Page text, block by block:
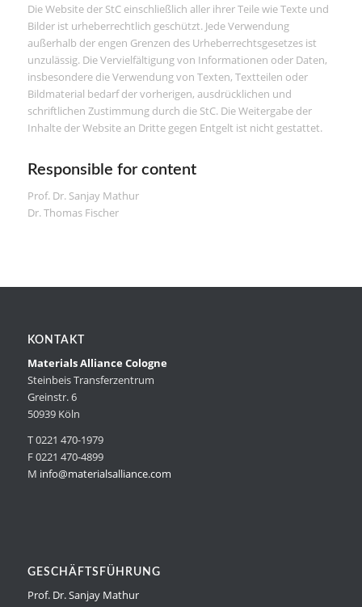
Die Website der StC einschließlich aller ihrer Teile wie Texte und
Bilder ist urheberrechtlich geschützt. Jede Verwendung
außerhalb der engen Grenzen des Urheberrechtsgesetzes ist
unzulässig. Die Vervielfältigung von Informationen oder Daten,
insbesondere die Verwendung von Texten, Textteilen oder
Bildmaterial bedarf der vorherigen, ausdrücklichen und
schriftlichen Zustimmung durch die StC. Die Weitergabe der
Inhalte der Website an Dritte gegen Entgelt ist nicht gestattet.
Responsible for content
Prof. Dr. Sanjay Mathur
Dr. Thomas Fischer
KONTAKT
Materials Alliance Cologne
Steinbeis Transferzentrum
Greinstr. 6
50939 Köln
T 0221 470-1979
F 0221 470-4899
M info@materialsalliance.com
GESCHÄFTSFÜHRUNG
Prof. Dr. Sanjay Mathur